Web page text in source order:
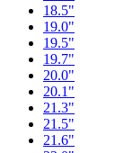
18.5"
19.0"
19.5"
19.7"
20.0"
20.1"
21.3"
21.5"
21.6"